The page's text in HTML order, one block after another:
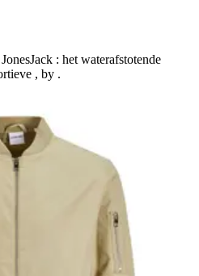
: het waterafstotende
, by .